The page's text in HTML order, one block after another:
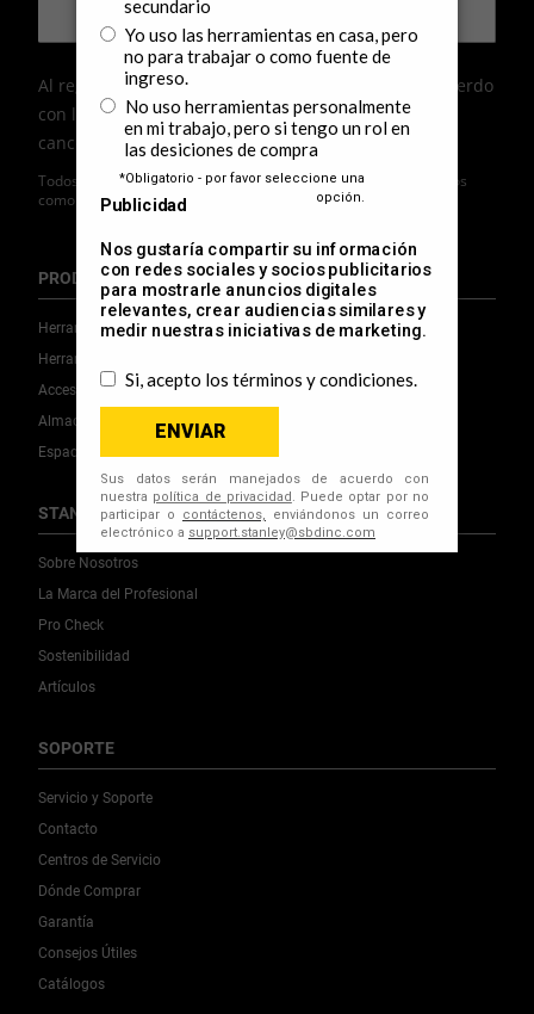
Todos los campos son obligatorios a menos que estén marcados
como opcionales.
Al registrarte, tu información será procesada de acuerdo
con la
Política de Privacidadde STANLEY. Puedes
cancelar tu suscripción en cualquier momento.
PRODUCTOS
Herramientas Eléctricas
Herramientas Manuales
Accesorios
Almacenamiento
Espacio de Trabajo
STANLEY
Sobre Nosotros
La Marca del Profesional
Pro Check
Sostenibilidad
Artículos
SOPORTE
Servicio y Soporte
Contacto
Centros de Servicio
Dónde Comprar
Garantía
Consejos Útiles
Catálogos